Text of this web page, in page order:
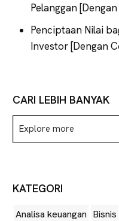
Pelanggan
Penciptaan Nilai
Investor [Dengan
CARI LEBIH BANYAK
Explore
more
KATEGORI
Analisa keuangan Bisnis